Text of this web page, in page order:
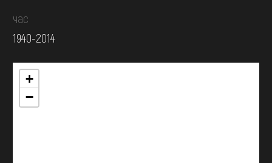
час
1940-2014
+
−